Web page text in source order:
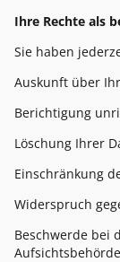
Ihre Rechte als
Sie haben
Auskunft über
Berichtigung
Löschung Ihrer
Einschränkung
Widerspruch
Beschwerde bei
Aufsichtsbehörde